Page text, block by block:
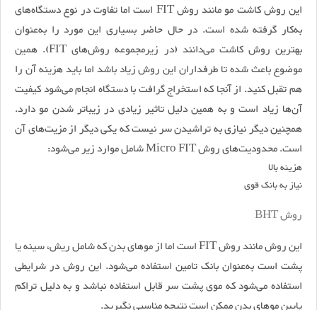
این روش کاشت مو مانند روش FIT است اما تفاوت در نوع دستگاه‌های
به‌کار گرفته شده است. در حال حاضر بسیاری این مورد را به‌عنوان
بهترین روش کاشت می‌دانند (در زیرمجموعه روش‌های FIT). همین
موضوع باعث شده تا طرفداران این روش زیاد باشد اما باید هزینه آن را
هم تقبل کنید. از آنجا که استخراج گرافت با دستگاه انجام می‌شود کیفیت
آن‌ها زیاد است و به همین دلیل تاثیر زیادی در زیباتر شدن مو دارد.
همچنین دیگر نیازی به تراشیدن سر نیست که یکی دیگر از مزیت‌های آن
است. محدودیت‌های روش Micro FIT شامل موارد زیر می‌شود:
هزینه بالا
نیاز به بانک قوی
روش BHT
این روش مانند روش FIT است اما از موهای بدن که شامل ریش، سینه یا
پشت است به‌عنوان بانک تامین استفاده می‌شود. این روش در شرایطی
استفاده می‌شود که موی پشت سر قابل استفاده نباشد و به دلیل تراکم
پایین موهای بدن ممکن است نتیجه مناسبی نگیرید.